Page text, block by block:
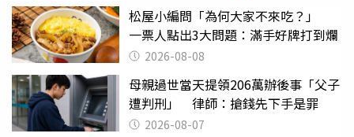
松屋小編問「為何大家不來吃？」
一票人點出3大問題：滿手好牌打到爛
2026-08-08
母親過世當天提領206萬辦後事「父子
遭判刑」 律師：搶錢先下手是罪
2026-08-07